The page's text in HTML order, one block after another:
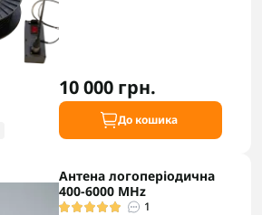
10 000 грн.
До кошика
Антена логоперіодична
400-6000 MHz
1